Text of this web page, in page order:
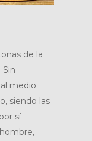
de la
medio
siendo las
sí